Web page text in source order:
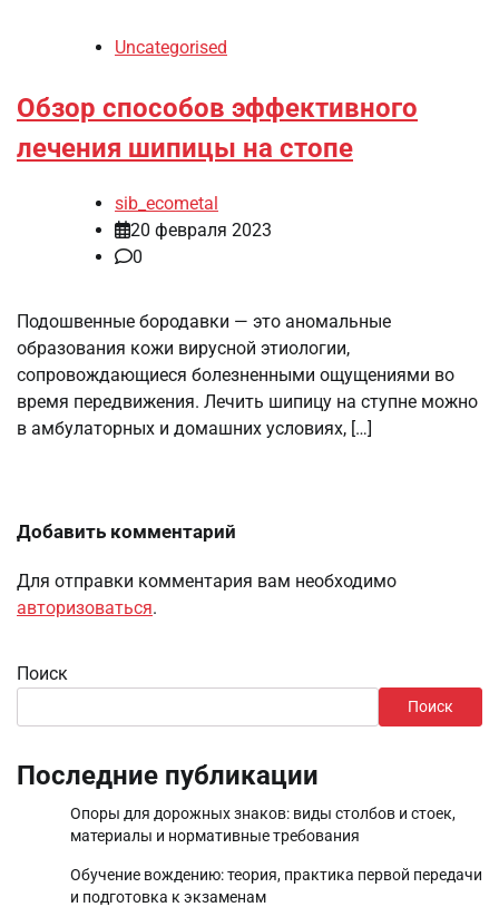
Uncategorised
Обзор способов эффективного
лечения шипицы на стопе
sib_ecometal
20 февраля 2023
0
Подошвенные бородавки — это аномальные
образования кожи вирусной этиологии,
сопровождающиеся болезненными ощущениями во
время передвижения. Лечить шипицу на ступне можно
в амбулаторных и домашних условиях, […]
Добавить комментарий
Для отправки комментария вам необходимо
авторизоваться.
Поиск
Поиск
Последние публикации
Опоры для дорожных знаков: виды столбов и стоек,
материалы и нормативные требования
Обучение вождению: теория, практика первой передачи
и подготовка к экзаменам